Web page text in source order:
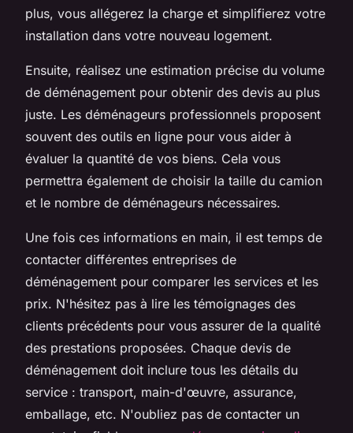
plus, vous allégerez la charge et simplifierez votre
installation dans votre nouveau logement.
Ensuite, réalisez une estimation précise du volume
de déménagement pour obtenir des devis au plus
juste. Les déménageurs professionnels proposent
souvent des outils en ligne pour vous aider à
évaluer la quantité de vos biens. Cela vous
permettra également de choisir la taille du camion
et le nombre de déménageurs nécessaires.
Une fois ces informations en main, il est temps de
contacter différentes entreprises de
déménagement pour comparer les services et les
prix. N'hésitez pas à lire les témoignages des
clients précédents pour vous assurer de la qualité
des prestations proposées. Chaque devis de
déménagement doit inclure tous les détails du
service : transport, main-d'œuvre, assurance,
emballage, etc. N'oubliez pas de contacter un